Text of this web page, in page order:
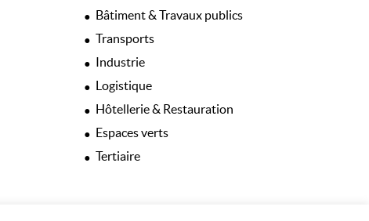
Bâtiment & Travaux publics
Transports
Industrie
Logistique
Hôtellerie & Restauration
Espaces verts
Tertiaire